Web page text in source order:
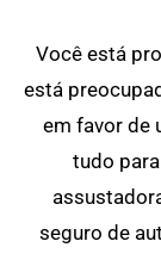
Você está
está
em favor de
tudo
seguro de